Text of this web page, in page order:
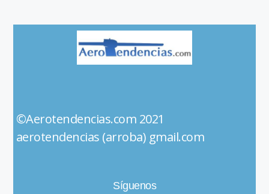
©Aerotendencias.com 2021
aerotendencias (arroba) gmail.com
Síguenos